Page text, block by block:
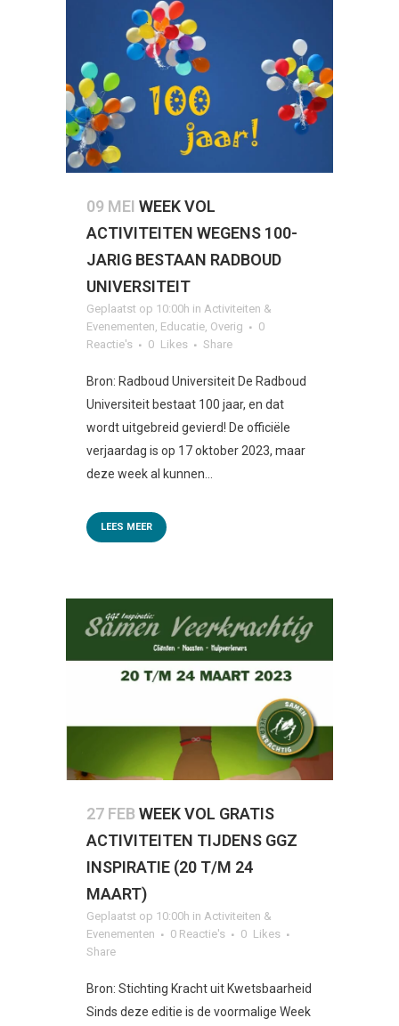
09 MEI WEEK VOL
ACTIVITEITEN WEGENS 100-
JARIG BESTAAN RADBOUD
UNIVERSITEIT
Geplaatst op 10:00h in Activiteiten &
Evenementen Educatie Overig
0
Reactie's
0 Likes Share
Bron: Radboud Universiteit De Radboud
Universiteit bestaat 100 jaar, en dat
wordt uitgebreid gevierd! De officiële
verjaardag is op 17 oktober 2023, maar
deze week al kunnen...
LEES MEER
27 FEB WEEK VOL GRATIS
ACTIVITEITEN TIJDENS GGZ
INSPIRATIE (20 T/M 24
MAART)
Geplaatst op 10:00h in Activiteiten &
Evenementen
0 Reactie's 0 Likes
Share
Bron: Stichting Kracht uit Kwetsbaarheid
Sinds deze editie is de voormalige Week